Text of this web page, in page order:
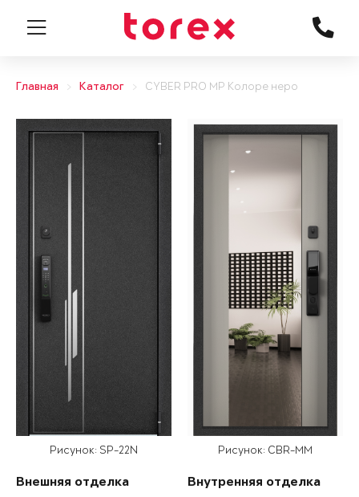
Главная Каталог CYBER PRO MP Колоре неро
Рисунок: SP-22N
Внешняя отделка
Рисунок: CBR-MM
Внутренняя отделка